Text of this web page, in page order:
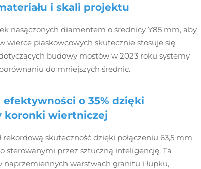
i skali projektu
nasączonych diamentem o średnicy ¥85 mm, aby
wierce piaskowcowych skutecznie stosuje się
budowy mostów w 2023 roku systemy
do mniejszych średnic.
o 35% dzięki
koronki wiertniczej
skuteczność dzięki połączeniu 63,5 mm
przez sztuczną inteligencję. Ta
warstwach granitu i łupku,